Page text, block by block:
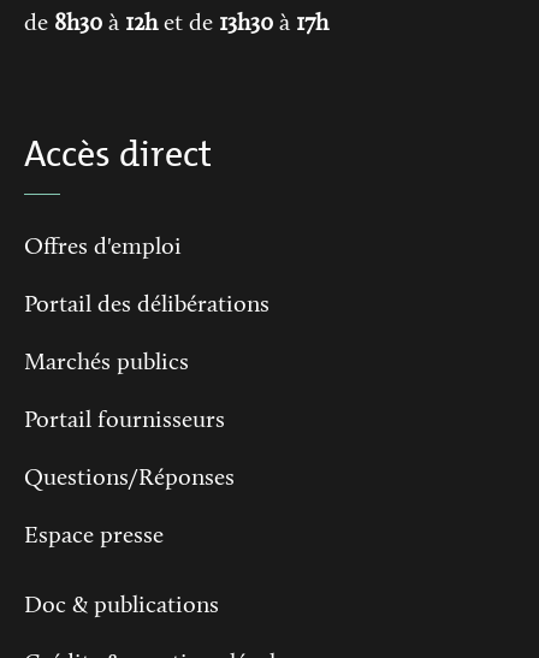
de 8h30 à 12het de 13h30 à 17h
Accès direct
Offres d'emploi
Portail des délibérations
Marchés publics
Portail fournisseurs
Questions/Réponses
Espace presse
Doc & publications